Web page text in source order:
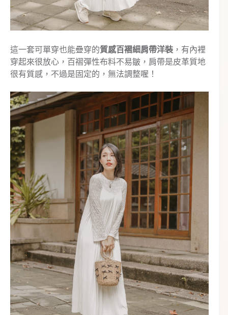
這一套可單穿也能疊穿的質感百褶細肩帶洋裝 ，有內裡
穿起來很放心，百褶彈性布料不易皺，肩帶是皮革質地
很有質感，不過是固定的，無法調整喔！